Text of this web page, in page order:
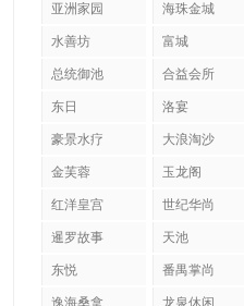
亚洲家园 海珠金城
水善坊 富城
总统御池 合益会所
东日 洛宴
豪景水疗 大浪淘沙
金芙蓉 玉龙阁
红洋皇宫 世纪华尚
暹罗故事 天池
东悦 番禺掌尚
逸海桑拿 龙泉休闲